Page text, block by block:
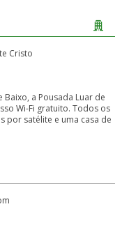
a Pousada Luar de
Wi-Fi gratuito. Todos os
por satélite e uma casa de